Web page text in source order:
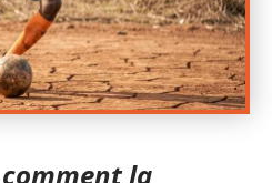
comment la